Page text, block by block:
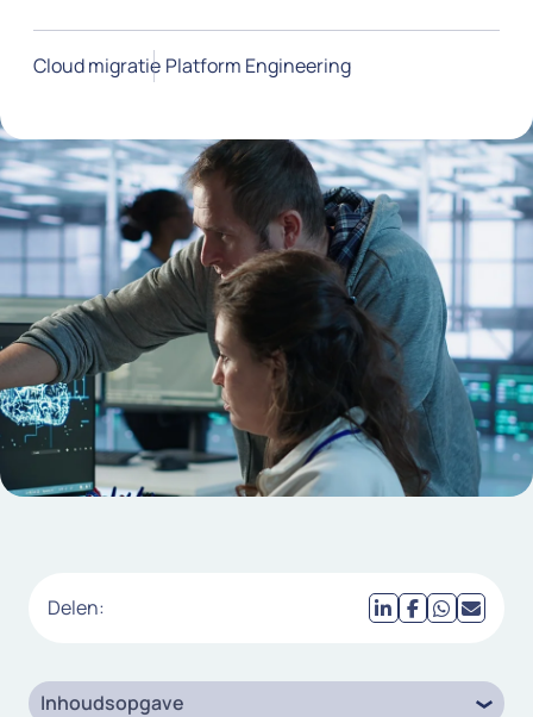
Cloud migratie Platform Engineering
Delen:
Inhoudsopgave